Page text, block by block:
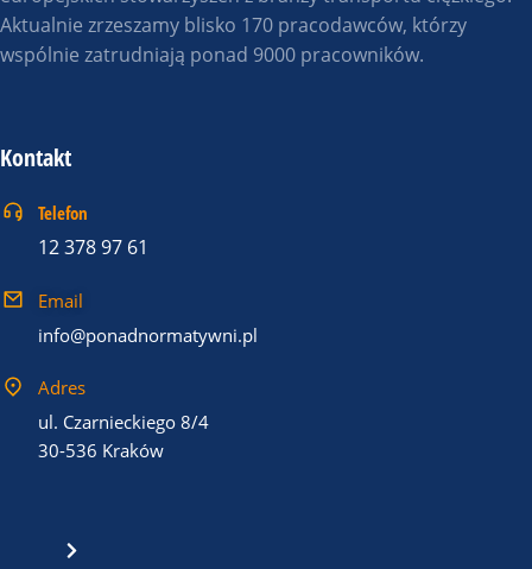
Aktualnie zrzeszamy blisko 170 pracodawców, którzy
wspólnie zatrudniają ponad 9000 pracowników.
Kontakt
Telefon
12 378 97 61
Email
info@ponadnormatywni.pl
Adres
ul. Czarnieckiego 8/4
30-536 Kraków